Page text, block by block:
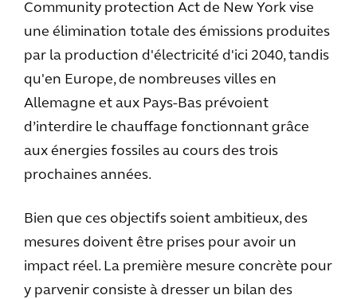
Community protection Act de New York vise
une élimination totale des émissions produites
par la production d'électricité d'ici 2040, tandis
qu'en Europe, de nombreuses villes en
Allemagne et aux Pays-Bas prévoient
d’interdire le chauffage fonctionnant grâce
aux énergies fossiles au cours des trois
prochaines années.
Bien que ces objectifs soient ambitieux, des
mesures doivent être prises pour avoir un
impact réel. La première mesure concrète pour
y parvenir consiste à dresser un bilan des